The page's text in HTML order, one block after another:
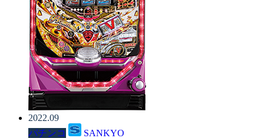
2022.09
パチンコ
SANKYO